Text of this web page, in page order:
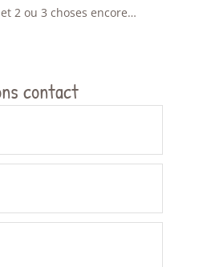
2 ou 3 choses encore…
contact